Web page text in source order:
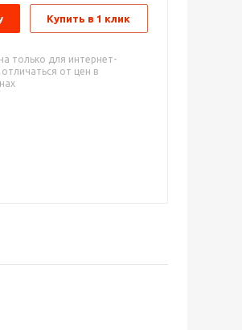
Купить в 1 клик
только для интернет-
от цен в